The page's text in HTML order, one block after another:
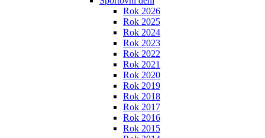
Rok 2026
Rok 2025
Rok 2024
Rok 2023
Rok 2022
Rok 2021
Rok 2020
Rok 2019
Rok 2018
Rok 2017
Rok 2016
Rok 2015